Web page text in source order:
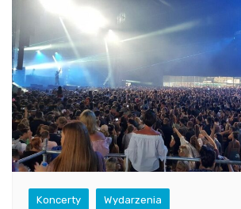
Koncerty Wydarzenia